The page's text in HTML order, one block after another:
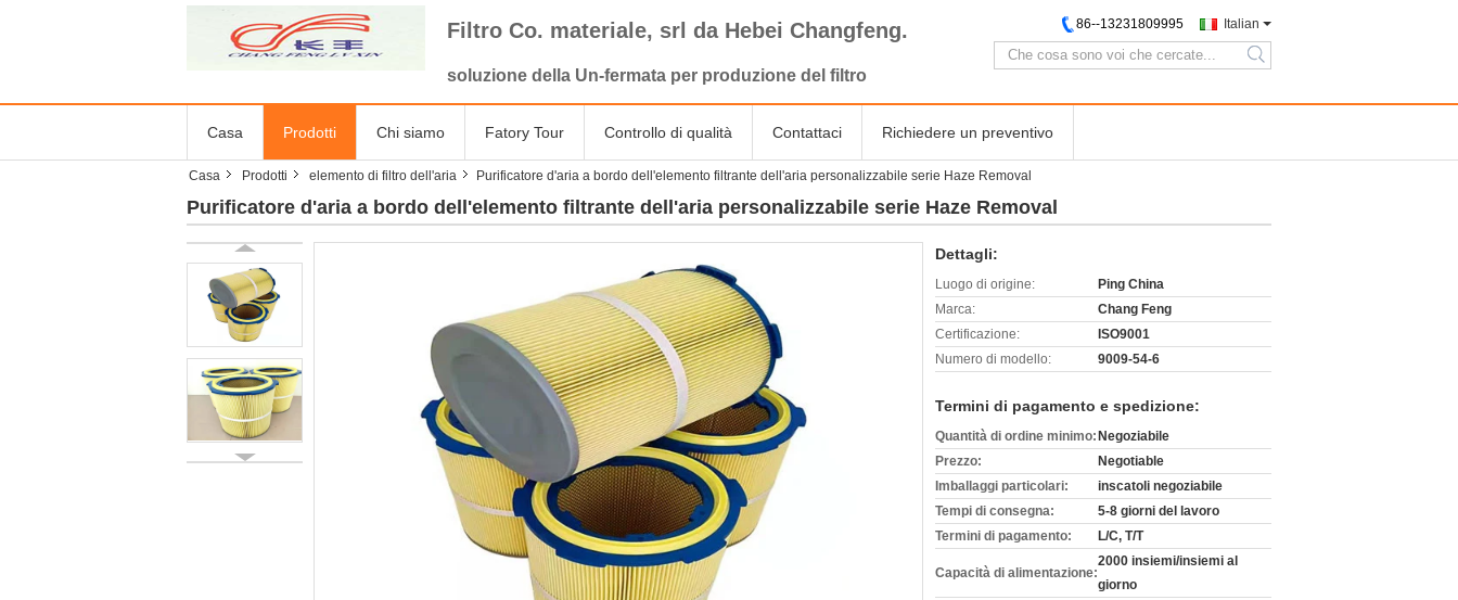
Filtro Co. materiale, srl da Hebei Changfeng.
soluzione della Un-fermata per produzione del filtro
Italian
86--13231809995
search
Casa Prodotti Chi siamo Fatory Tour Controllo di qualità Contattaci Richiedere un preventivo
Casa Prodotti elemento di filtro dell'aria Purificatore d'aria a bordo dell'elemento filtrante dell'aria personalizzabile serie Haze Removal
Purificatore d'aria a bordo dell'elemento filtrante dell'aria personalizzabile serie Haze Removal
Dettagli:
Luogo di origine:
Ping China
Marca:
Chang Feng
Certificazione:
ISO9001
Numero di modello:
9009-54-6
Termini di pagamento e spedizione:
Quantità di ordine minimo: Negoziabile
Prezzo:
Negotiable
Imballaggi particolari:
inscatoli negoziabile
Tempi di consegna:
5-8 giorni del lavoro
Termini di pagamento:
L/C, T/T
Capacità di alimentazione:
2000 insiemi/insiemi al
giorno